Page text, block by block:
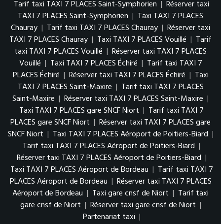
Tarif taxi TAXI 7 PLACES Saint-Symphorien | Réserver taxi
TAXI 7 PLACES Saint-Symphorien | Taxi TAXI 7 PLACES
Chauray | Tarif taxi TAXI 7 PLACES Chauray | Réserver taxi
TAXI 7 PLACES Chauray | Taxi TAXI 7 PLACES Vouillé | Tarif
taxi TAXI 7 PLACES Vouillé | Réserver taxi TAXI 7 PLACES
Vouillé | Taxi TAXI 7 PLACES Échiré | Tarif taxi TAXI 7
PLACES Échiré | Réserver taxi TAXI 7 PLACES Échiré | Taxi
TAXI 7 PLACES Saint-Maxire | Tarif taxi TAXI 7 PLACES
Saint-Maxire | Réserver taxi TAXI 7 PLACES Saint-Maxire |
Taxi TAXI 7 PLACES gare SNCF Niort | Tarif taxi TAXI 7
PLACES gare SNCF Niort | Réserver taxi TAXI 7 PLACES gare
SNCF Niort | Taxi TAXI 7 PLACES Aéroport de Poitiers-Biard |
Tarif taxi TAXI 7 PLACES Aéroport de Poitiers-Biard |
Réserver taxi TAXI 7 PLACES Aéroport de Poitiers-Biard |
Taxi TAXI 7 PLACES Aéroport de Bordeau | Tarif taxi TAXI 7
PLACES Aéroport de Bordeau | Réserver taxi TAXI 7 PLACES
Aéroport de Bordeau | Taxi gare cnsf de Niort | Tarif taxi
gare cnsf de Niort | Réserver taxi gare cnsf de Niort |
Partenariat taxi |